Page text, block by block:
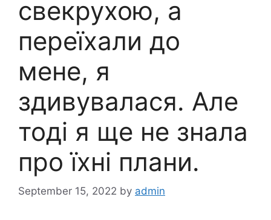
свекрухою, а
переїхали до
мене, я
здивувалася. Але
тоді я ще не знала
про їхні плани.
September 15, 2022 by admin